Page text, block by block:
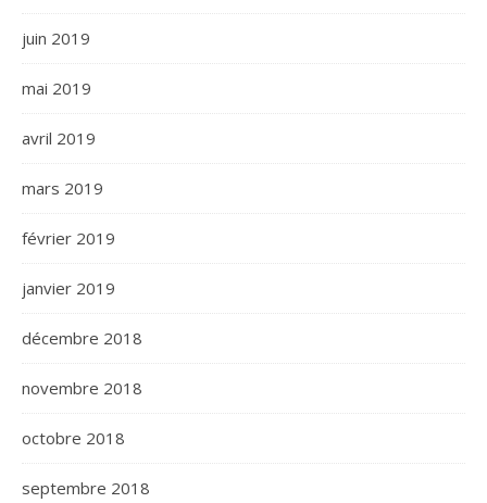
juin 2019
mai 2019
avril 2019
mars 2019
février 2019
janvier 2019
décembre 2018
novembre 2018
octobre 2018
septembre 2018